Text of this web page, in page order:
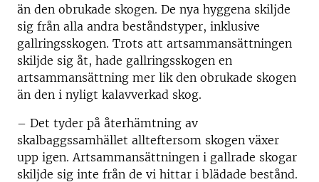
än den obrukade skogen. De nya hyggena skiljde
sig från alla andra beståndstyper, inklusive
gallringsskogen. Trots att artsammansättningen
skiljde sig åt, hade gallringsskogen en
artsammansättning mer lik den obrukade skogen
än den i nyligt kalavverkad skog.
­– Det tyder på återhämtning av
skalbaggssamhället allteftersom skogen växer
upp igen. Artsammansättningen i gallrade skogar
skiljde sig inte från de vi hittar i blädade bestånd.